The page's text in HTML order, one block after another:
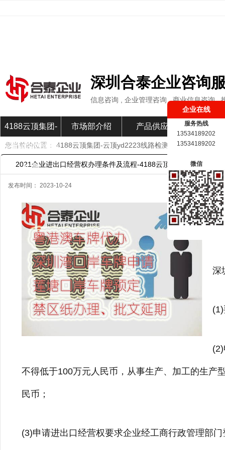
深圳合泰企业咨询
信息咨询 , 企业管理咨询 , 商业信息咨询 ,
4188云顶集团-
云顶yd2223线路
检测
市场部介绍 产品供应 市场部
您当前的位置： 4188云顶集团-云顶yd2223线路检测 市场部新闻»
2021企业进出口经营权办理条件及流程-4188云顶集团
发布时间： 2023-10-24
当
深
不得低于100万元人民币，从事生产、加工的生产
民币；
(3)申请进出口经营权要求企业经工商行政管理部
企业在线
服务热线
13534189202
13534189202
微信